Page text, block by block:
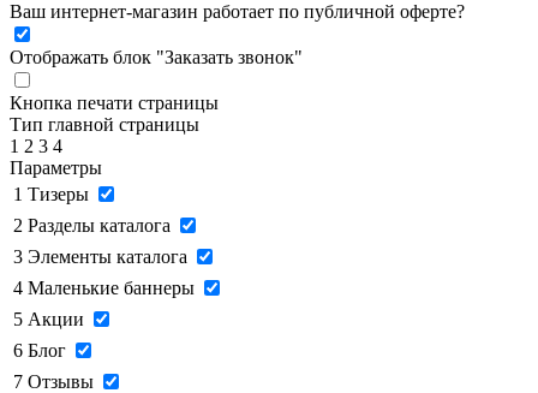
Ваш интернет-магазин работает по публичной оферте?
Отображать блок "Заказать звонок"
Кнопка печати страницы
Тип главной страницы
1 2 3 4
Параметры
1 Тизеры
2 Разделы каталога
3 Элементы каталога
4 Маленькие баннеры
5 Акции
6 Блог
7 Отзывы